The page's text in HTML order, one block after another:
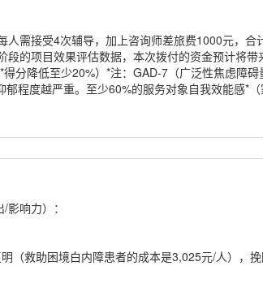
需接受4次辅导，加上咨询师差旅费1000元，合
的项目效果评估数据，本次拨付的资金预计将
分降低至少20%）*注：GAD-7（广泛性焦虑障
程度越严重。至少60%的服务对象自我效能感*（
响力）：
救助困境白内障患者的成本是3,025元/人），挽